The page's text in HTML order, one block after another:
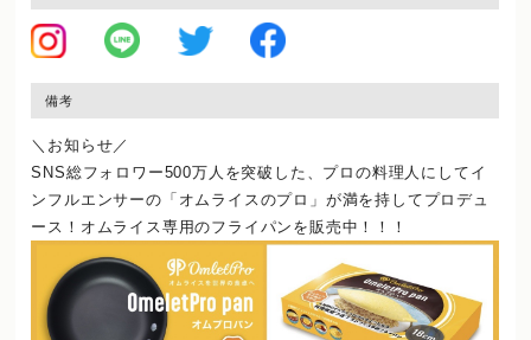
備考
＼お知らせ／
SNS総フォロワー500万人を突破した、プロの料理人にしてイ
ンフルエンサーの「オムライスのプロ」が満を持してプロデュ
ース！オムライス専用のフライパンを販売中！！！